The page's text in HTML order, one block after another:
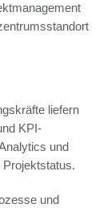
liefern
KPI-
und
und